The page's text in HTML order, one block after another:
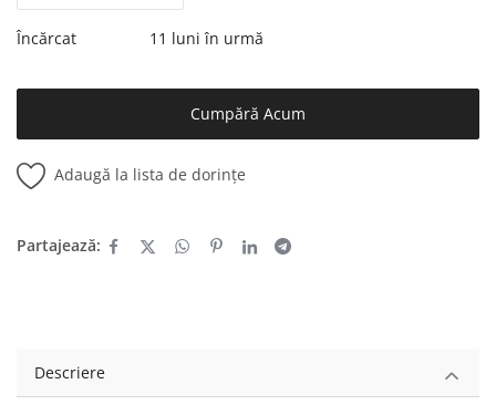
Încărcat 11 luni în urmă
Cumpără Acum
Adaugă la lista de dorințe
Partajează:
Descriere